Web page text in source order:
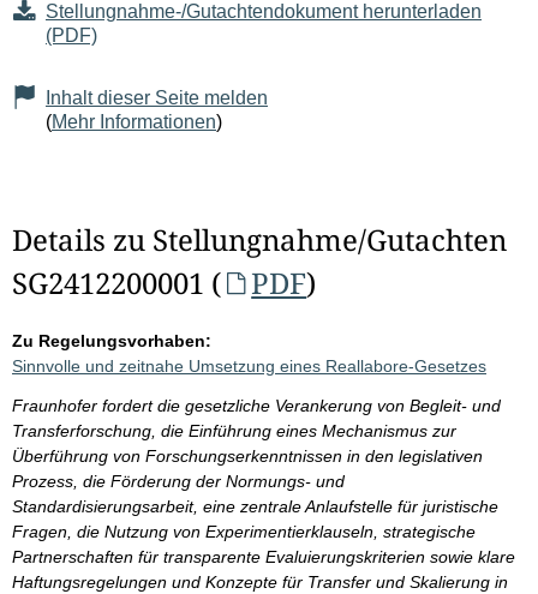
Stellungnahme-/Gutachtendokument herunterladen
(PDF)
Inhalt dieser Seite melden
(Mehr Informationen)
Details zu Stellungnahme/Gutachten
SG2412200001 (
PDF)
Zu Regelungsvorhaben:
Sinnvolle und zeitnahe Umsetzung eines Reallabore-Gesetzes
Fraunhofer fordert die gesetzliche Verankerung von Begleit- und
Transferforschung, die Einführung eines Mechanismus zur
Überführung von Forschungserkenntnissen in den legislativen
Prozess, die Förderung der Normungs- und
Standardisierungsarbeit, eine zentrale Anlaufstelle für juristische
Fragen, die Nutzung von Experimentierklauseln, strategische
Partnerschaften für transparente Evaluierungskriterien sowie klare
Haftungsregelungen und Konzepte für Transfer und Skalierung in